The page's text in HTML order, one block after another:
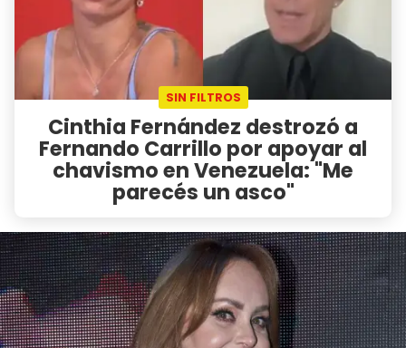
SIN FILTROS
Cinthia Fernández destrozó a
Fernando Carrillo por apoyar al
chavismo en Venezuela: "Me
parecés un asco"